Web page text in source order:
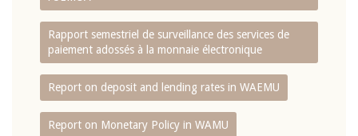
Rapport semestriel de surveillance des services de
paiement adossés à la monnaie électronique
Report on deposit and lending rates in WAEMU
Report on Monetary Policy in WAMU